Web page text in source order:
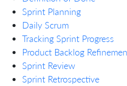
Sprint Planning
Daily Scrum
Tracking Sprint Progress
Product Backlog
Sprint Review
Sprint Retrospective